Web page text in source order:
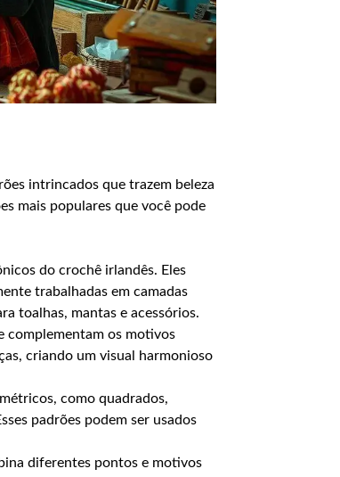
intrincados que trazem beleza
mais populares que você pode
do crochê irlandês. Eles
trabalhadas em camadas
toalhas, mantas e acessórios.
complementam os motivos
criando um visual harmonioso
como quadrados,
padrões podem ser usados
diferentes pontos e motivos